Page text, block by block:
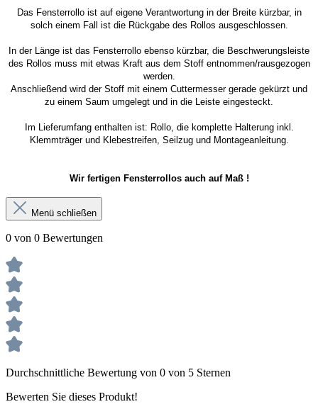
Das Fensterrollo ist auf eigene Verantwortung in der Breite kürzbar, in
solch einem Fall ist die Rückgabe des Rollos ausgeschlossen.
In der Länge ist das Fensterrollo ebenso kürzbar, die Beschwerungsleiste
des Rollos muss mit etwas Kraft aus dem Stoff entnommen/rausgezogen
werden.
Anschließend wird der Stoff mit einem Cuttermesser gerade gekürzt und
zu einem Saum umgelegt und in die Leiste eingesteckt.
Im Lieferumfang enthalten ist: Rollo, die komplette Halterung inkl.
Klemmträger und Klebestreifen, Seilzug und Montageanleitung.
Wir fertigen Fensterrollos auch auf Maß !
Menü schließen
0 von 0 Bewertungen
Durchschnittliche Bewertung von 0 von 5 Sternen
Bewerten Sie dieses Produkt!